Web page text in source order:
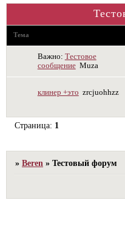
Тема
Важно: Тестовое
сообщение Muza
клинер +это zrcjuohhzz
Страница: 1
»Beren »Тестовый форум